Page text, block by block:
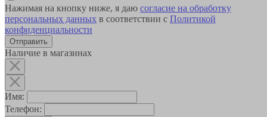
Нажимая на кнопку ниже, я даю согласие на обработку
персональных данных в соответствии с Политикой
конфиденциальности
Наличие в магазинах
Имя:
Телефон: